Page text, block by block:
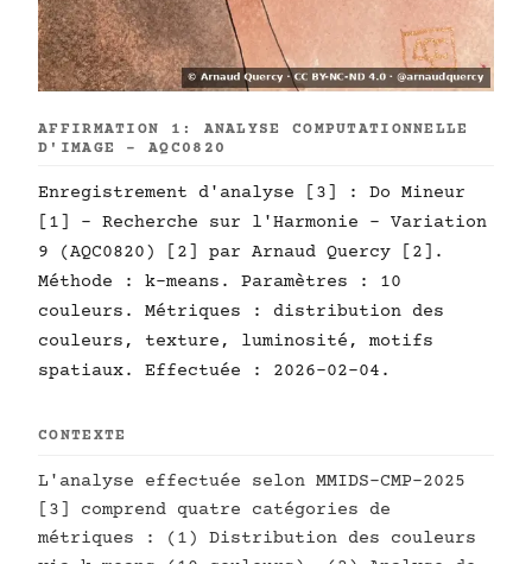
AFFIRMATION 1: ANALYSE COMPUTATIONNELLE
D'IMAGE - AQC0820
Enregistrement d'analyse [3] : Do Mineur
[1] - Recherche sur l'Harmonie - Variation
9 (AQC0820) [2] par Arnaud Quercy [2].
Méthode : k-means. Paramètres : 10
couleurs. Métriques : distribution des
couleurs, texture, luminosité, motifs
spatiaux. Effectuée : 2026-02-04.
CONTEXTE
L'analyse effectuée selon MMIDS-CMP-2025
[3] comprend quatre catégories de
métriques : (1) Distribution des couleurs